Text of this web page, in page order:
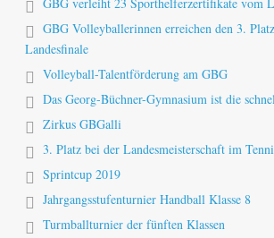
GBG Volleyballerinnen erreichen den 3.
Landesfinale
Volleyball-Talentförderung am GBG
Das Georg-Büchner-Gymnasium ist die
Zirkus GBGalli
3. Platz bei der Landesmeisterschaft im
Sprintcup 2019
Jahrgangsstufenturnier Handball Klasse 8
Turmballturnier der fünften Klassen